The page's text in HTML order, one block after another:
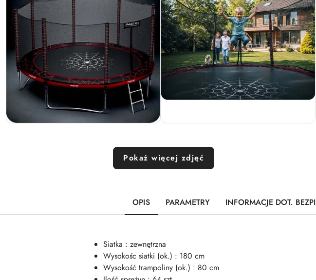
Pokaż więcej zdjęć
OPIS PARAMETRY INFORMACJE DOT.
Siatka : zewnętrzna
Wysokośc siatki (ok.) : 180 cm
Wysokość trampoliny (ok.) : 80 cm